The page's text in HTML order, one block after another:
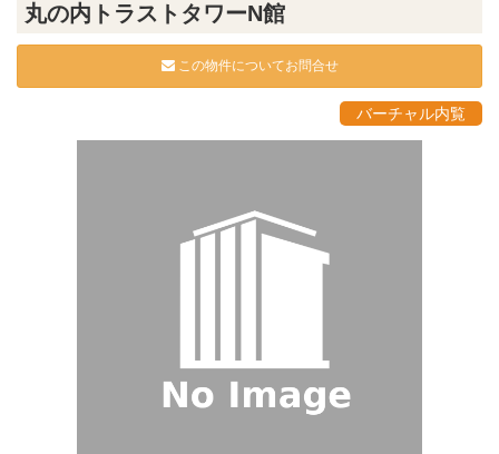
丸の内トラストタワーN館
この物件についてお問合せ
バーチャル内覧